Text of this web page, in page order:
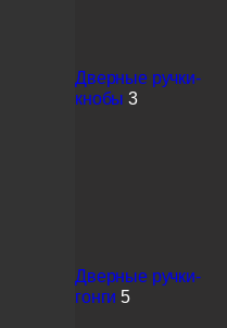
Дверные ручки-
кнобы 3
Дверные ручки-
гонги 5